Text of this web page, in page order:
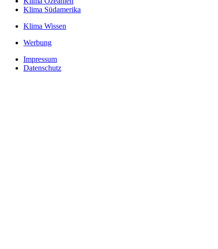
Klima Südamerika
Klima Wissen
Werbung
Impressum
Datenschutz